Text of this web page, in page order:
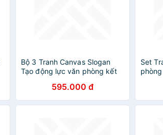
Bộ 3 Tranh Canvas Slogan
Tạo động lực văn phòng kết
595.000 đ
Set